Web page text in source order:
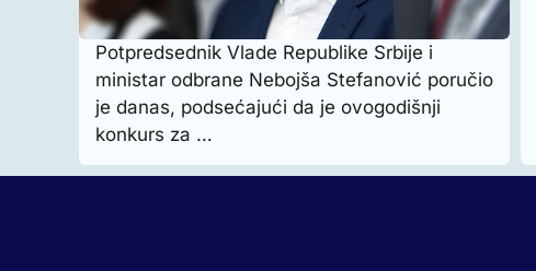
Potpredsednik Vlade Republike Srbije i
ministar odbrane Nebojša Stefanović poručio
je danas, podsećajući da je ovogodišnji
konkurs za …